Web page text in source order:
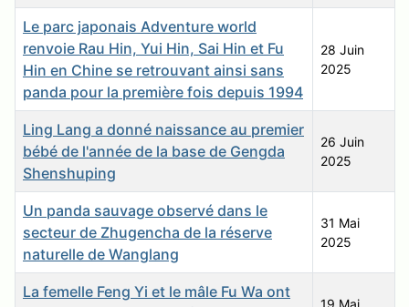
Le parc japonais Adventure world
renvoie Rau Hin, Yui Hin, Sai Hin et Fu
Hin en Chine se retrouvant ainsi sans
panda pour la première fois depuis 1994
28 Juin
2025
Ling Lang a donné naissance au premier
bébé de l'année de la base de Gengda
Shenshuping
26 Juin
2025
Un panda sauvage observé dans le
secteur de Zhugencha de la réserve
naturelle de Wanglang
31 Mai
2025
La femelle Feng Yi et le mâle Fu Wa ont
19 Mai